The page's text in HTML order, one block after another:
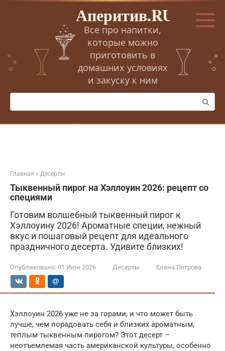
Перейти
Аперитив.RU
Все про напитки,
которые можно
приготовить в
домашних условиях
и закуску к ним
Поиск:
Главная » Десерты
Тыквенный пирог на Хэллоуин 2026: рецепт со
специями
Готовим волшебный тыквенный пирог к
Хэллоуину 2026! Ароматные специи, нежный
вкус и пошаговый рецепт для идеального
праздничного десерта. Удивите близких!
Опубликовано: 01 Июн 2026 Десерты Елена Петрова
Хэллоуин 2026 уже не за горами, и что может быть
лучше, чем порадовать себя и близких ароматным,
теплым тыквенным пирогом? Этот десерт –
неотъемлемая часть американской культуры, особенно